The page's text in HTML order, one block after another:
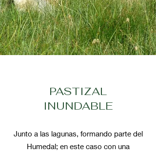
PASTIZAL
INUNDABLE
Junto a las lagunas, formando parte del
Humedal; en este caso con una